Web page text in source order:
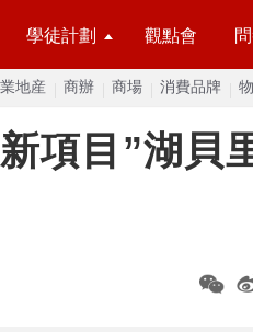
學徒計劃 觀點會
地産 商辦 商場 消費品牌
項目”湖貝